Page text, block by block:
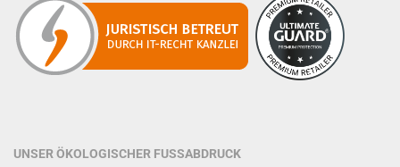
UNSER ÖKOLOGISCHER FUSSABDRUCK